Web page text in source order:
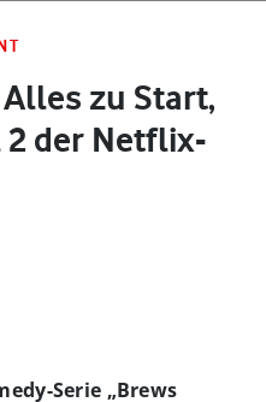
zu Start,
der Netflix-
Serie „Brews